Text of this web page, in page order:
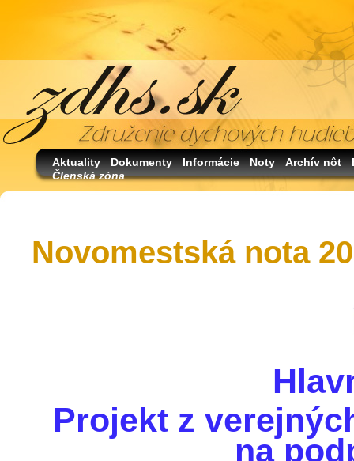
Aktuality Dokumenty Informácie Noty Archív nôt
Členská zóna
Novomestská nota
Projekt z
na